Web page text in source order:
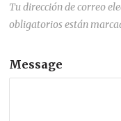
Tu dirección de correo
obligatorios están
Message